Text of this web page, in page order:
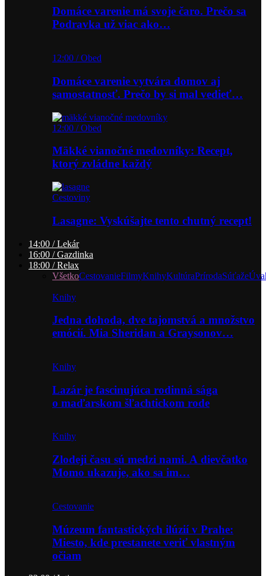
Domáce varenie má svoje čaro. Prečo sa
Podravka už viac ako…
12:00 / Obed
Domáce varenie vytvára domov aj
samostatnosť. Prečo by si mal vedieť…
12:00 / Obed
Mäkké vianočné medovníky: Recept,
ktorý zvládne každý
Cestoviny
Lasagne: Vyskúšajte tento chutný recept!
14:00 / Lekár
16:00 / Gazdinka
18:00 / Relax
VšetkoCestovanieFilmyKnihyKultúraPrírodaSúťaže
Knihy
Jedna dohoda, dve tajomstvá a množstvo
emócií. Mia Sheridan a Graysonov…
Knihy
Lazár je fascinujúca rodinná sága
o maďarskom šľachtickom rode
Knihy
Zlodeji času sú medzi nami. A dievčatko
Momo ukazuje, ako sa im…
Cestovanie
Múzeum fantastických ilúzií v Prahe:
Miesto, kde prestanete veriť vlastným
očiam